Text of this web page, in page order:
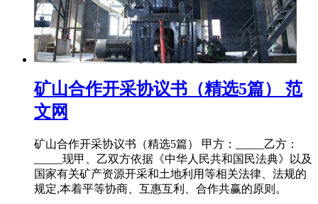
矿山合作开采协议书（精选5篇） 范
文网
矿山合作开采协议书（精选5篇） 甲方：_____乙方：
_____现甲、乙双方依据《中华人民共和国民法典》以及
国家有关矿产资源开采和土地利用等相关法律、法规的
规定,本着平等协商、互惠互利、合作共赢的原则。